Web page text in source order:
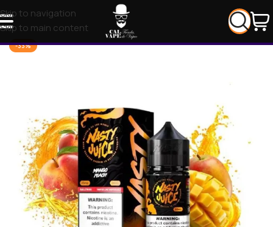
Skip to navigation
Skip to main content
-33%